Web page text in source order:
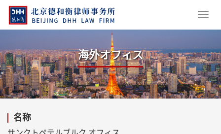
海外オフィス
名称